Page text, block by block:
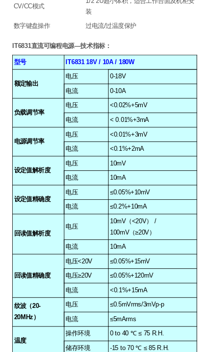
CV/CC模式
装
数字键盘操作
过电流/过温度保护
IT6831直流可编程电源—技术指标：
型号 IT6831 18V / 10A / 180W
额定输出
电压 0-18V
电流 0-10A
负载调节率
电压 <0.02%+5mV
电流 < 0.01%+3mA
电源调节率
电压 <0.01%+3mV
电流 <0.1%+2mA
设定值解析度
电压 10mV
电流 10mA
设定值精确度
电压 ≤0.05%+10mV
电流 ≤0.2%+10mA
回读值解析度
电压
10mV（<20V） /
100mV（≥20V）
电流 10mA
回读值精确度
电压<20V ≤0.05%+15mV
电压≥20V ≤0.05%+120mV
电流 <0.1%+15mA
纹波（20-
20MHz）
电压 ≤0.5mVrms/3mVp-p
电流 ≤5mArms
温度
操作环境 0 to 40℃≤ 75 R.H.
储存环境 -15 to 70℃ ≤ 85 R.H.